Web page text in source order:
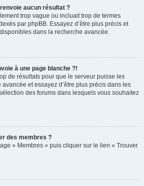
aucun résultat ?
trop vague ou incluait trop de termes
par phpBB. Essayez d’être plus précis et
dans la recherche avancée.
à une page blanche ?!
de résultats pour que le serveur puisse les
et essayez d’être plus précis dans les
des forums dans lesquels vous souhaitez
des membres ?
« Membres » puis cliquer sur le lien « Trouver